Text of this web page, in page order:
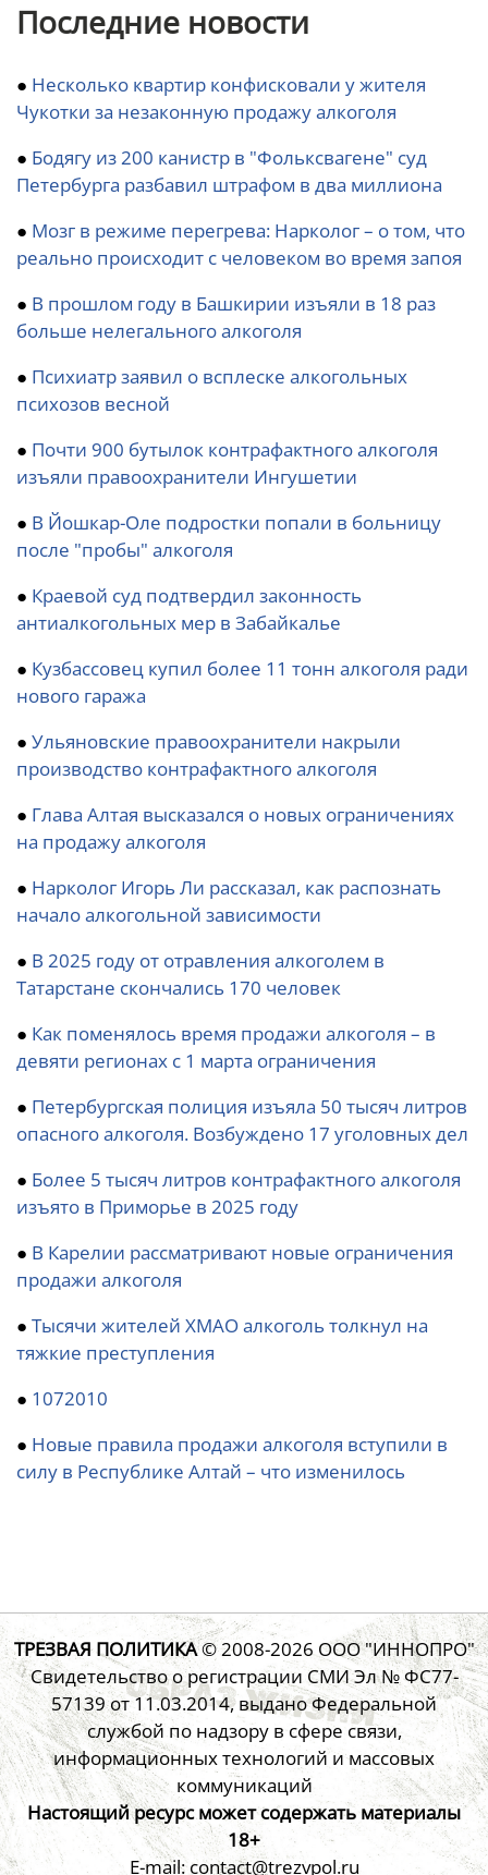
Последние новости
● Несколько квартир конфисковали у жителя
Чукотки за незаконную продажу алкоголя
● Бодягу из 200 канистр в "Фольксвагене" суд
Петербурга разбавил штрафом в два миллиона
● Мозг в режиме перегрева: Нарколог – о том, что
реально происходит с человеком во время запоя
● В прошлом году в Башкирии изъяли в 18 раз
больше нелегального алкоголя
● Психиатр заявил о всплеске алкогольных
психозов весной
● Почти 900 бутылок контрафактного алкоголя
изъяли правоохранители Ингушетии
● В Йошкар-Оле подростки попали в больницу
после "пробы" алкоголя
● Краевой суд подтвердил законность
антиалкогольных мер в Забайкалье
● Кузбассовец купил более 11 тонн алкоголя ради
нового гаража
● Ульяновские правоохранители накрыли
производство контрафактного алкоголя
● Глава Алтая высказался о новых ограничениях
на продажу алкоголя
● Нарколог Игорь Ли рассказал, как распознать
начало алкогольной зависимости
● В 2025 году от отравления алкоголем в
Татарстане скончались 170 человек
● Как поменялось время продажи алкоголя – в
девяти регионах с 1 марта ограничения
● Петербургская полиция изъяла 50 тысяч литров
опасного алкоголя. Возбуждено 17 уголовных дел
● Более 5 тысяч литров контрафактного алкоголя
изъято в Приморье в 2025 году
● В Карелии рассматривают новые ограничения
продажи алкоголя
● Тысячи жителей ХМАО алкоголь толкнул на
тяжкие преступления
● 1072010
● Новые правила продажи алкоголя вступили в
силу в Республике Алтай – что изменилось
ТРЕЗВАЯ ПОЛИТИКА© 2008-2026 ООО "ИННОПРО"
Свидетельство о регистрации СМИ Эл № ФС77-
57139 от 11.03.2014, выдано Федеральной
службой по надзору в сфере связи,
информационных технологий и массовых
коммуникаций
Настоящий ресурс может содержать материалы
18+
E-mail: contact@trezvpol.ru